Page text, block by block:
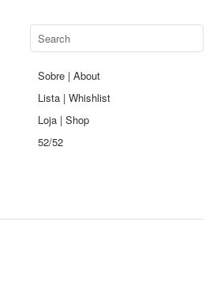
Sobre | About
Lista | Whishlist
Loja | Shop
52/52